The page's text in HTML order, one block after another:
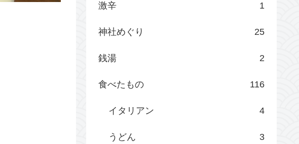
激辛 1
神社めぐり 25
銭湯 2
食べたもの 116
イタリアン 4
うどん 3